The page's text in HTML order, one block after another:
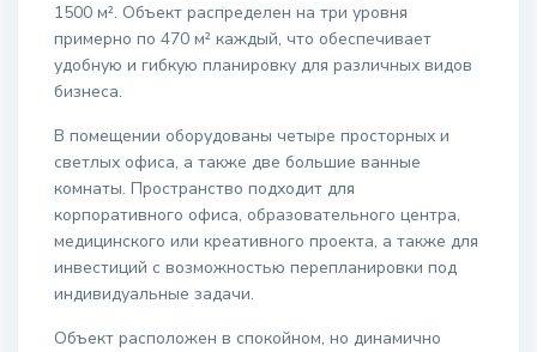
1500 м². Объект распределен на три уровня
примерно по 470 м² каждый, что обеспечивает
удобную и гибкую планировку для различных видов
бизнеса.
В помещении оборудованы четыре просторных и
светлых офиса, а также две большие ванные
комнаты. Пространство подходит для
корпоративного офиса, образовательного центра,
медицинского или креативного проекта, а также для
инвестиций с возможностью перепланировки под
индивидуальные задачи.
Объект расположен в спокойном, но динамично